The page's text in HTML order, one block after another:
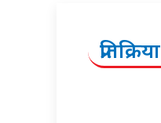
प्रतिक्रिया